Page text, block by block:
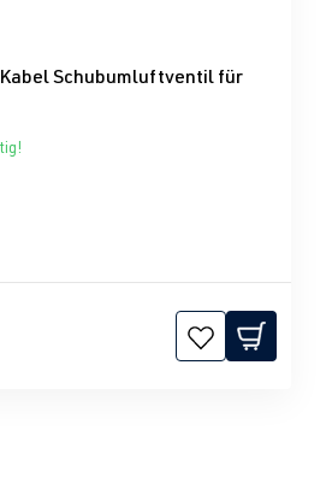
von 5 von 5 Sternen
Kabel Schubumluftventil für